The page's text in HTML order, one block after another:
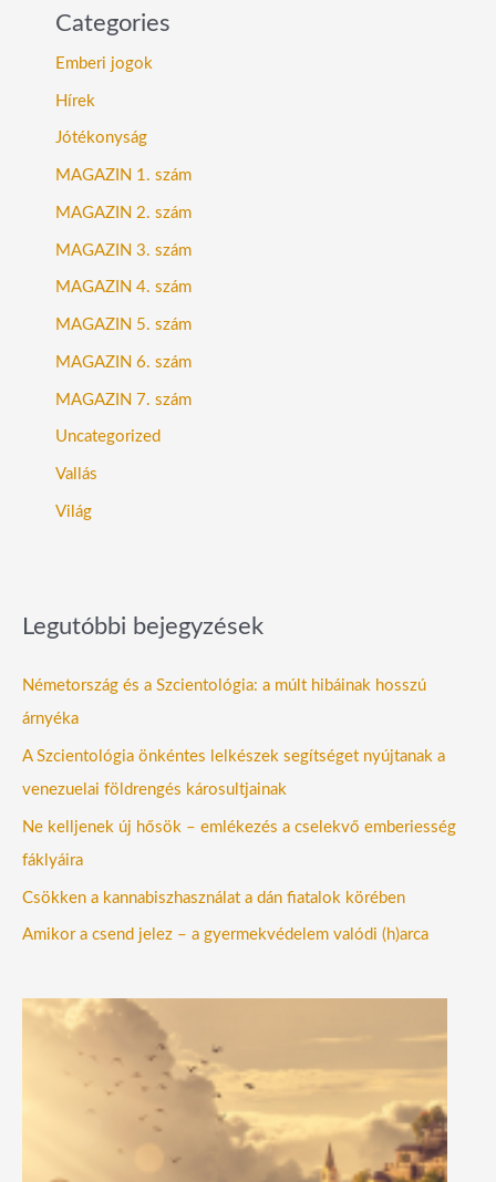
Categories
Emberi jogok
Hírek
Jótékonyság
MAGAZIN 1. szám
MAGAZIN 2. szám
MAGAZIN 3. szám
MAGAZIN 4. szám
MAGAZIN 5. szám
MAGAZIN 6. szám
MAGAZIN 7. szám
Uncategorized
Vallás
Világ
Legutóbbi bejegyzések
Németország és a Szcientológia: a múlt hibáinak hosszú
árnyéka
A Szcientológia önkéntes lelkészek segítséget nyújtanak a
venezuelai földrengés károsultjainak
Ne kelljenek új hősök – emlékezés a cselekvő emberiesség
fáklyáira
Csökken a kannabiszhasználat a dán fiatalok körében
Amikor a csend jelez – a gyermekvédelem valódi (h)arca